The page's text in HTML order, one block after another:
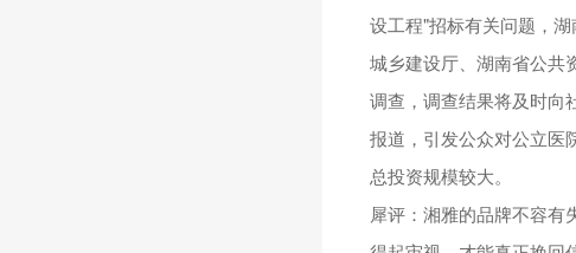
设工程"招标有关问题，
城乡建设厅、湖南省公共
调查，调查结果将及时向
报道，引发公众对公立医
总投资规模较大。
犀评：湘雅的品牌不容